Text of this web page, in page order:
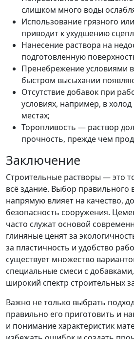
слишком много воды
Использование грязного
приводит к ухудшению
Нанесение раствора на
подготовленную
Пренебрежение условиями
быстром высыхании
Отсутствие добавок при
условиях, например, в
местах;
Торопливость — раствор
прочность, прежде чем
Заключение
Строительные растворы — это
всё здание. Выбор правильного
напрямую влияет на качество,
безопасность сооружения.
часто служат основой
глиняные ценят за
за пластичность и удобство
существует множество
специальные смеси с
широкий спектр строительных
Важно не только выбрать
правильно его приготовить и
и понимание характеристик